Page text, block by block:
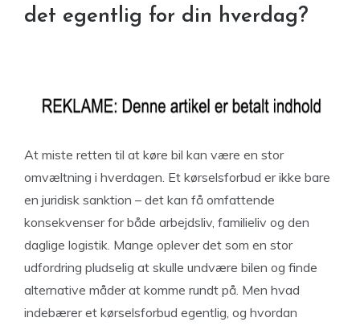
det egentlig for din hverdag?
At miste retten til at køre bil kan være en stor
omvæltning i hverdagen. Et kørselsforbud er ikke bare
en juridisk sanktion – det kan få omfattende
konsekvenser for både arbejdsliv, familieliv og den
daglige logistik. Mange oplever det som en stor
udfordring pludselig at skulle undvære bilen og finde
alternative måder at komme rundt på. Men hvad
indebærer et kørselsforbud egentlig, og hvordan